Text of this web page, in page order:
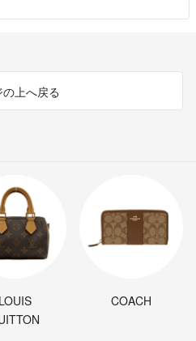
トで発送しますが、輸送中の破損等は
ットなし）です。
は【写真が全て】ですので写真を優先
受取評価をお願いいたします。
上へ戻る
LOUIS
COACH